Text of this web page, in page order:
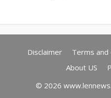
Disclaimer Terms and
About US
© 2026